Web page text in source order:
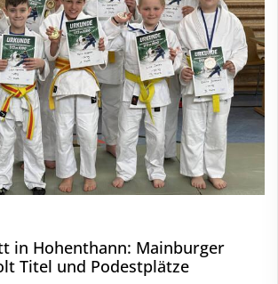
in Hohenthann: Mainburger
Titel und Podestplätze